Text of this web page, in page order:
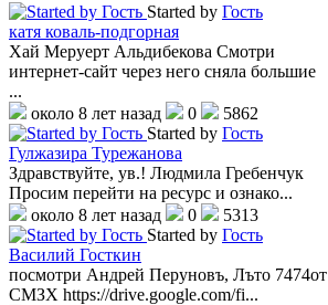
Started by Гость
катя коваль-подгорная
Хай Меруерт Альдибекова Смотри
интернет-сайт через него сняла большие
...
около 8 лет назад
0
5862
Started by Гость
Гулжазира Турежанова
Здравствуйте, ув.! Людмила Гребенчук
Просим перейти на ресурс и ознако...
около 8 лет назад
0
5313
Started by Гость
Василий Госткин
посмотри Андрей Перуновъ, Лъто 7474от
СМЗХ https://drive.google.com/fi...